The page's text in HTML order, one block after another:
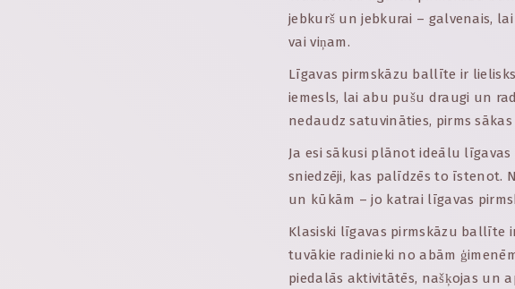
jebkurš un jebkurai – galvenais,
vai viņam.
Līgavas pirmskāzu ballīte ir
iemesls, lai abu pušu draugi un
nedaudz satuvināties, pirms
Ja esi sākusi plānot ideālu
sniedzēji, kas palīdzēs to īstenot.
un kūkām – jo katrai līgavas
Klasiski līgavas pirmskāzu ballīte
tuvākie radinieki no abām
piedalās aktivitātēs, našķojas un